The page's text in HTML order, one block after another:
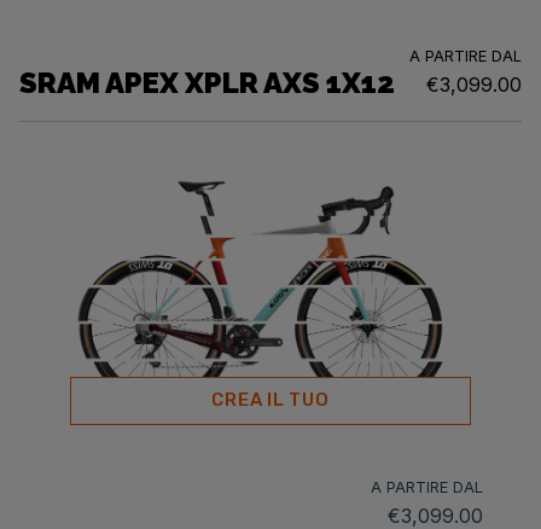
SRAM APEX XPLR AXS 1X12
A PARTIRE DAL
€3,099.00
CREA IL TUO
A PARTIRE DAL
€3,099.00